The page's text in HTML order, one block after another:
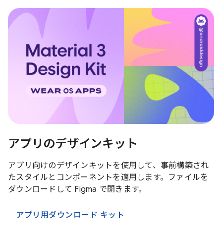
アプリのデザインキット
アプリ向けのデザインキットを使用して、事前構築され
たスタイルとコンポーネントを適用します。ファイルを
ダウンロードして Figma で開きます。
アプリ用ダウンロード キット